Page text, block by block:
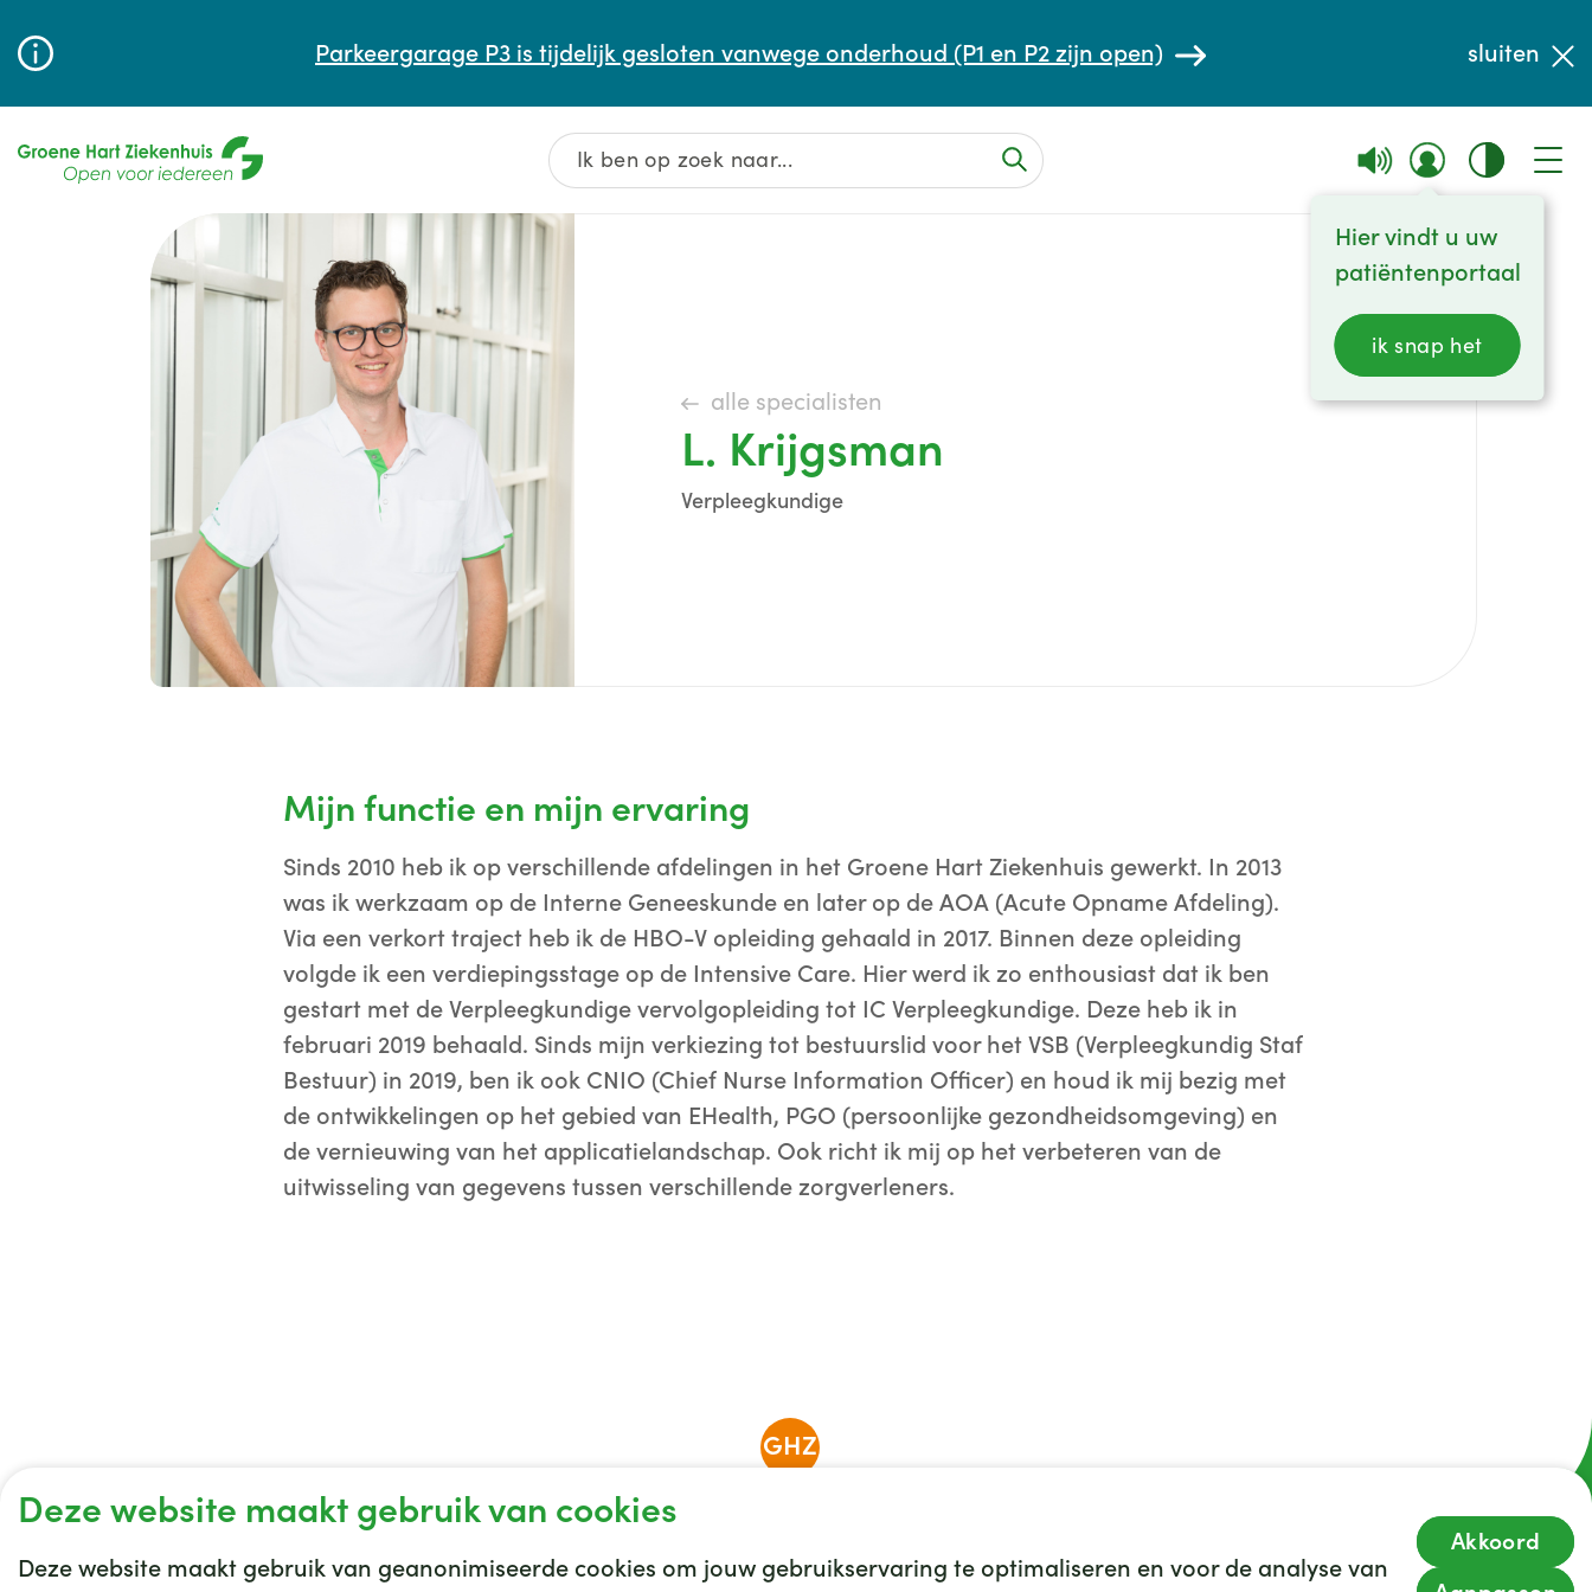
Parkeergarage P3 is tijdelijk gesloten vanwege onderhoud (P1 en P2 zijn open) sluiten
Hier vindt u uw
patiëntenportaal
ik snap het
Wachttijden
alle specialisten
L. Krijgsman
Verpleegkundige
Mijn functie en mijn ervaring
Sinds 2010 heb ik op verschillende afdelingen in het Groene Hart Ziekenhuis gewerkt. In 2013
was ik werkzaam op de Interne Geneeskunde en later op de AOA (Acute Opname Afdeling).
Via een verkort traject heb ik de HBO-V opleiding gehaald in 2017. Binnen deze opleiding
volgde ik een verdiepingsstage op de Intensive Care. Hier werd ik zo enthousiast dat ik ben
gestart met de Verpleegkundige vervolgopleiding tot IC Verpleegkundige. Deze heb ik in
februari 2019 behaald. Sinds mijn verkiezing tot bestuurslid voor het VSB (Verpleegkundig Staf
Bestuur) in 2019, ben ik ook CNIO (Chief Nurse Information Officer) en houd ik mij bezig met
de ontwikkelingen op het gebied van EHealth, PGO (persoonlijke gezondheidsomgeving) en
de vernieuwing van het applicatielandschap. Ook richt ik mij op het verbeteren van de
uitwisseling van gegevens tussen verschillende zorgverleners.
Deze website maakt gebruik van cookies
Deze website maakt gebruik van geanonimiseerde cookies om jouw gebruikservaring te optimaliseren en voor de analyse van
Akkoord
GHZ
We hebben 35 leuke banen voor je